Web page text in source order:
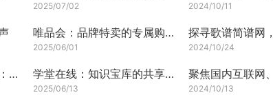
2025/07/02 2024/10/11
唯品会：品牌特卖的专属购物天堂
2025/06/01 2024/10/24
张家界出示游戏《黑神话：悟空》通关截图即可免费游玩 学堂在线：知识宝库的共享殿堂
2025/06/13 2024/10/13